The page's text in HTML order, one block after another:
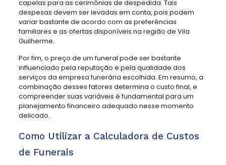
capelas para as cerimônias de despedida. Tais
despesas devem ser levadas em conta, pois podem
variar bastante de acordo com as preferências
familiares e as ofertas disponíveis na região de Vila
Guilherme.
Por fim, o preço de um funeral pode ser bastante
influenciado pela reputação e pela qualidade dos
serviços da empresa funerária escolhida. Em resumo, a
combinação desses fatores determina o custo final, e
compreender suas variáveis é fundamental para um
planejamento financeiro adequado nesse momento
delicado.
Como Utilizar a Calculadora de Custos
de Funerais